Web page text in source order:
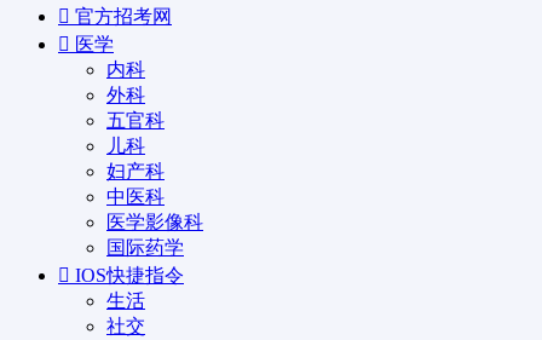
官方招考网
医学
内科
外科
五官科
儿科
妇产科
中医科
医学影像科
国际药学
IOS快捷指令
生活
社交